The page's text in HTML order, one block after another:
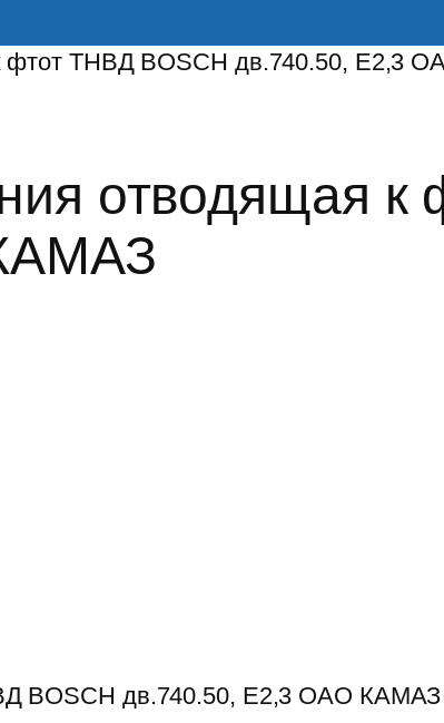
к фтот ТНВД BOSСH дв.740.50, Е2,3
отводящая
BOSСH дв.740.50, Е2,3 ОАО КАМАЗ